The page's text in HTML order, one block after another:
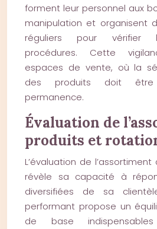
forment leur personnel aux
manipulation et organisent
réguliers pour vérifier
procédures. Cette
espaces de vente, où la
des produits doit être
permanence.
Évaluation de
produits et
L’évaluation de
révèle sa capacité à
diversifiées de sa
performant propose un
de base